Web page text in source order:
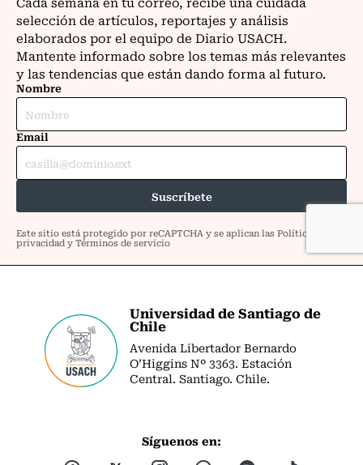
Universidad de Santiago de
Chile
Avenida Libertador Bernardo
O’Higgins Nº 3363. Estación
Central. Santiago. Chile.
Síguenos en: